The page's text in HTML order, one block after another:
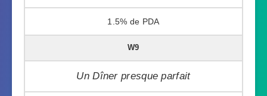
1.5%
W9
Un Dîner presque parfait